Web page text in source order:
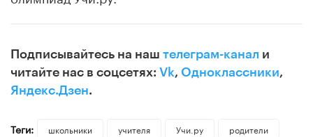
Подписывайтесь на наш телеграм-канал и
читайте нас в соцсетях: Vk, Одноклассники,
Яндекс.Дзен.
Теги: школьники учителя Учи.ру
родители